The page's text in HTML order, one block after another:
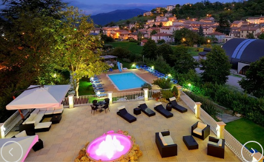
VEDI HOTEL